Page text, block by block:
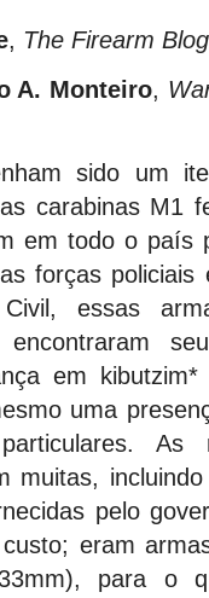
, The Firearm Blog
A. Monteiro,
sido um
carabinas M1
em todo o país
forças
Civil, essas
encontraram
em
uma
muitas,
pelo
eram
para o